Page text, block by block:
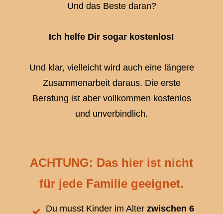
Und das Beste daran?
Ich helfe Dir sogar kostenlos!
Und klar, vielleicht wird auch eine längere
Zusammenarbeit daraus. Die erste
Beratung ist aber vollkommen kostenlos
und unverbindlich.
ACHTUNG: Das hier ist nicht
für jede Familie geeignet.
Du musst Kinder im Alter zwischen 6